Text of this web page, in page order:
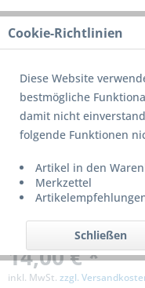
14,00 € *
inkl. MwSt. zzgl.
Cookie-Richtlinien
Diese Website
bestmögliche
damit nicht
folgende Funktionen
Artikel in den
Merkzettel
Schließen